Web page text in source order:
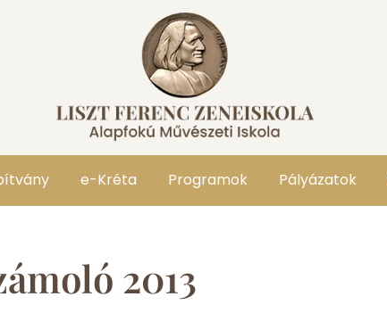
e-Kréta Programok Pályázatok
2013